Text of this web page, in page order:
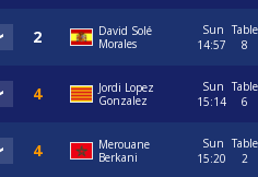
David Solé
Morales
Sun
14:57
Table
8
Jordi Lopez
Gonzalez
Sun
15:14
Table
6
Merouane
Berkani
Sun
15:20
Table
2